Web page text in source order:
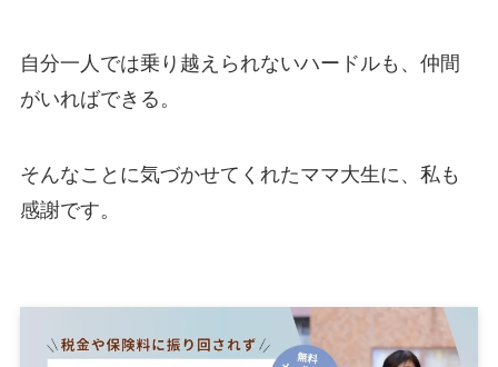
自分一人では乗り越えられないハードルも、仲間
がいればできる。
そんなことに気づかせてくれたママ大生に、私も
感謝です。